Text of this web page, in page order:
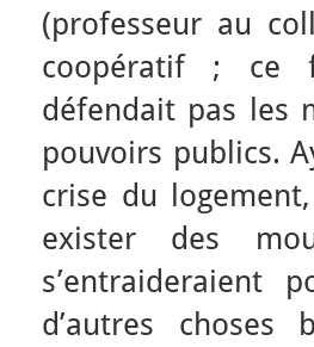
(professeur au
coopératif ; ce
défendait pas les
pouvoirs publics.
crise du
exister des
s’entraideraient
d’autres